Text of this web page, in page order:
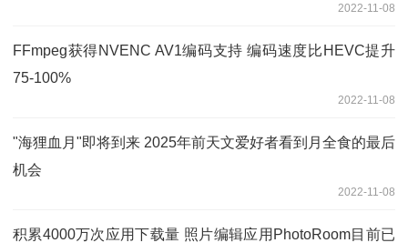
2022-11-08
FFmpeg获得NVENC AV1编码支持 编码速度比HEVC提升
75-100%
2022-11-08
"海狸血月"即将到来 2025年前天文爱好者看到月全食的最后
机会
2022-11-08
积累4000万次应用下载量 照片编辑应用PhotoRoom目前已